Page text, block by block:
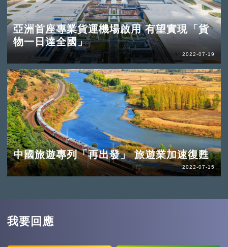
亞洲首座專業貨運機場啟用 有望實現「貨
物一日達全國」
2022-07-19
中國旅遊專列「再出發」 旅遊業加速復甦
2022-07-15
我要回應